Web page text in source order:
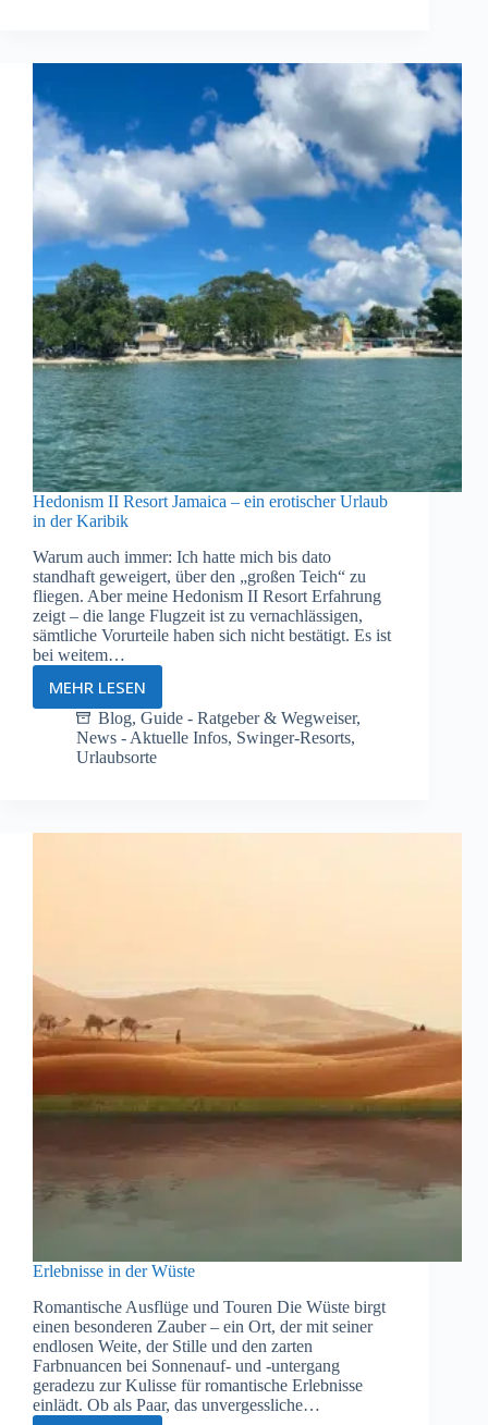
Hedonism II Resort Jamaica – ein erotischer Urlaub
in der Karibik
Warum auch immer: Ich hatte mich bis dato
standhaft geweigert, über den „großen Teich“ zu
fliegen. Aber meine Hedonism II Resort Erfahrung
zeigt – die lange Flugzeit ist zu vernachlässigen,
sämtliche Vorurteile haben sich nicht bestätigt. Es ist
bei weitem…
MEHR LESEN
Hedonism
II
Resort
Jamaica
Blog, Guide - Ratgeber & Wegweiser,
News - Aktuelle Infos, Swinger-Resorts,
Urlaubsorte
Erlebnisse in der Wüste
Romantische Ausflüge und Touren Die Wüste birgt
einen besonderen Zauber – ein Ort, der mit seiner
endlosen Weite, der Stille und den zarten
Farbnuancen bei Sonnenauf- und -untergang
geradezu zur Kulisse für romantische Erlebnisse
einlädt. Ob als Paar, das unvergessliche…